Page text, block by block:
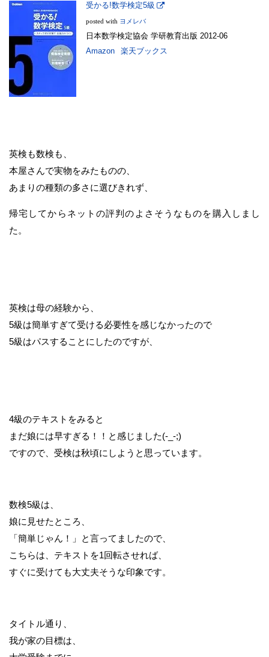
受かる!数学検定5級
posted with ヨメレバ
日本数学検定協会 学研教育出版 2012-06
Amazon
楽天ブックス
英検も数検も、
本屋さんで実物をみたものの、
あまりの種類の多さに選びきれず、
帰宅してからネットの評判のよさそうなものを購入しまし
た。
英検は母の経験から、
5級は簡単すぎて受ける必要性を感じなかったので
5級はパスすることにしたのですが、
4級のテキストをみると
まだ娘には早すぎる！！と感じました(-_-;)
ですので、受検は秋頃にしようと思っています。
数検5級は、
娘に見せたところ、
「簡単じゃん！」と言ってましたので、
こちらは、テキストを1回転させれば、
すぐに受けても大丈夫そうな印象です。
タイトル通り、
我が家の目標は、